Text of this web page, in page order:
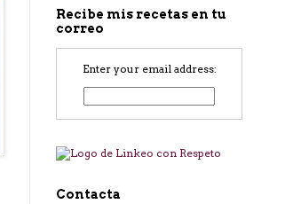
Recibe mis recetas en tu
correo
Enter your email address:
Contacta